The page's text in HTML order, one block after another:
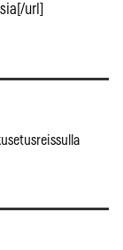
url]